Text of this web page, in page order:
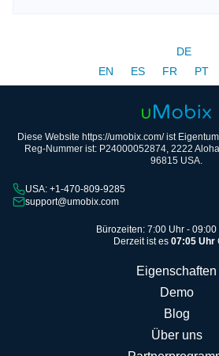
DE
EN
ES FR PT
Diese Website https://umobix.com/ ist
Reg-Nummer ist: P24000052874, 2222
96815 USA.
USA: +1-470-809-9285
support@umobix.com
Bürozeiten: 7:00 Uhr - 09:00
Derzeit ist es 07:05 Uhr
Eigenschaften
Demo
Blog
Über uns